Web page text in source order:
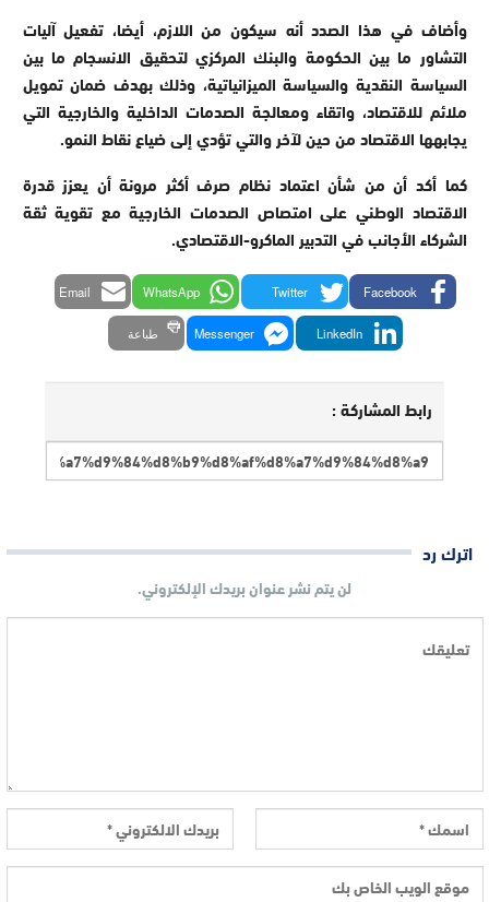
وأضاف في هذا الصدد أنه سيكون من اللازم، أيضا، تفعيل آليات
التشاور ما بين الحكومة والبنك المركزي لتحقيق الانسجام ما بين
السياسة النقدية والسياسة الميزانياتية، وذلك بهدف ضمان تمويل
ملائم للاقتصاد، واتقاء ومعالجة الصدمات الداخلية والخارجية التي
يجابهها الاقتصاد من حين لآخر والتي تؤدي إلى ضياع نقاط النمو.
كما أكد أن من شأن اعتماد نظام صرف أكثر مرونة أن يعزز قدرة
الاقتصاد الوطني على امتصاص الصدمات الخارجية مع تقوية ثقة
الشركاء الأجانب في التدبير الماكرو-الاقتصادي.
Facebook
Twitter
WhatsApp
Email
LinkedIn
Messenger طباعة
رابط المشاركة :
اترك رد
لن يتم نشر عنوان بريدك الإلكتروني.